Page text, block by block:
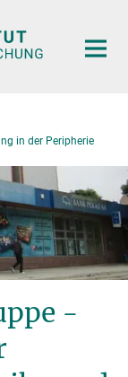
in der Peripherie
-